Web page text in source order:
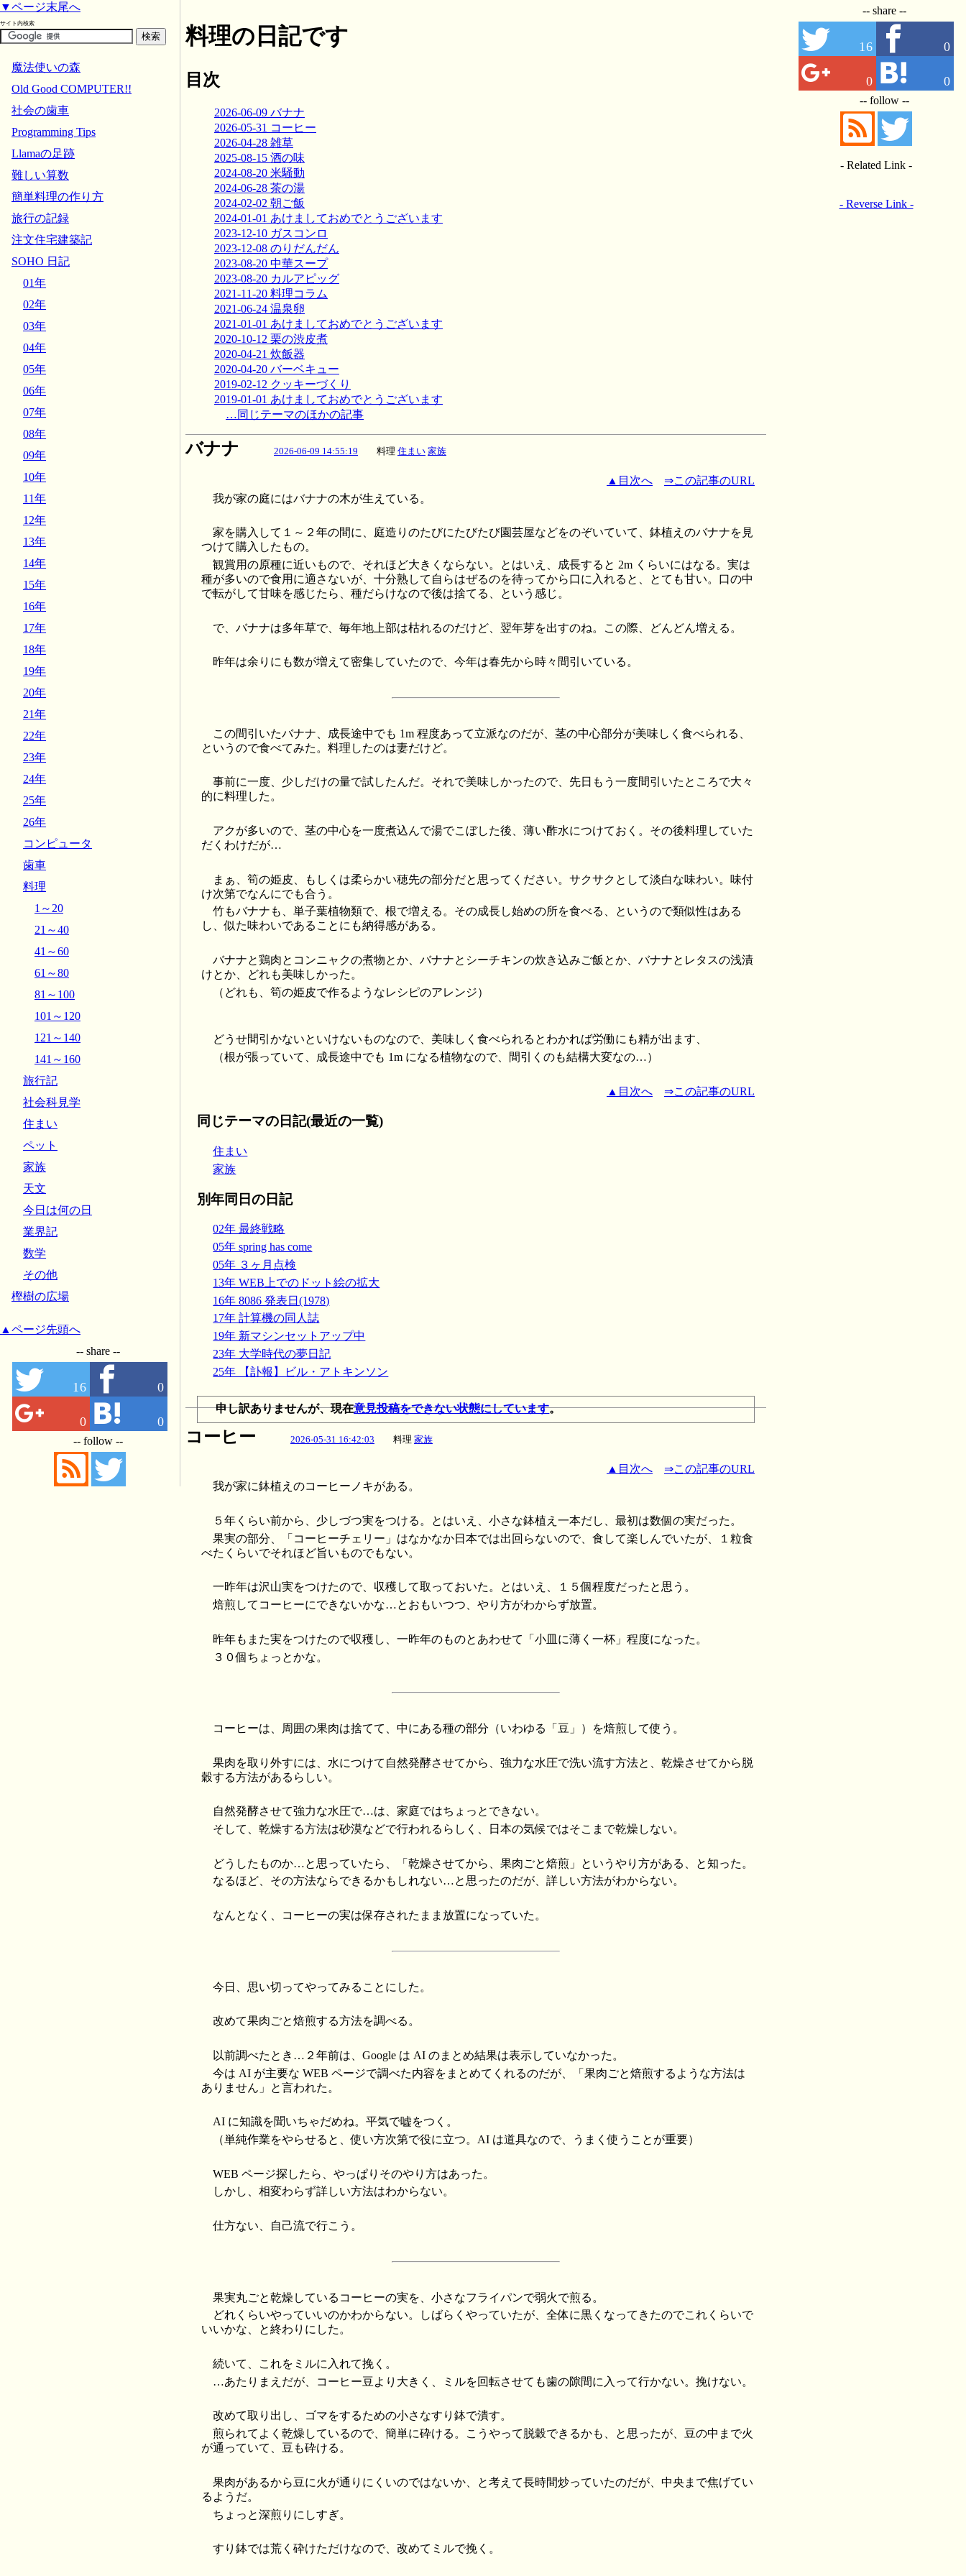
料理の日記です
目次
2026-06-09 バナナ
2026-05-31 コーヒー
2026-04-28 雑草
2025-08-15 酒の味
2024-08-20 米騒動
2024-06-28 茶の湯
2024-02-02 朝ご飯
2024-01-01 あけましておめでとうございます
2023-12-10 ガスコンロ
2023-12-08 のりだんだん
2023-08-20 中華スープ
2023-08-20 カルアピッグ
2021-11-20 料理コラム
2021-06-24 温泉卵
2021-01-01 あけましておめでとうございます
2020-10-12 栗の渋皮煮
2020-04-21 炊飯器
2020-04-20 バーベキュー
2019-02-12 クッキーづくり
2019-01-01 あけましておめでとうございます
…同じテーマのほかの記事
バナナ 2026-06-09 14:55:19 料理 住まい 家族
▲目次へ
⇒この記事のURL
我が家の庭にはバナナの木が生えている。
家を購入して１～２年の間に、庭造りのたびにたびたび園芸屋などをのぞいていて、鉢植えのバナナを見
つけて購入したもの。
観賞用の原種に近いもので、それほど大きくならない。とはいえ、成長すると 2m くらいにはなる。実は
種が多いので食用に適さないが、十分熟して自らはぜるのを待ってから口に入れると、とても甘い。口の中
で転がして甘味を感じたら、種だらけなので後は捨てる、という感じ。
で、バナナは多年草で、毎年地上部は枯れるのだけど、翌年芽を出すのね。この際、どんどん増える。
昨年は余りにも数が増えて密集していたので、今年は春先から時々間引いている。
この間引いたバナナ、成長途中でも 1m 程度あって立派なのだが、茎の中心部分が美味しく食べられる、
というので食べてみた。料理したのは妻だけど。
事前に一度、少しだけの量で試したんだ。それで美味しかったので、先日もう一度間引いたところで大々
的に料理した。
アクが多いので、茎の中心を一度煮込んで湯でこぼした後、薄い酢水につけておく。その後料理していた
だくわけだが…
まぁ、筍の姫皮、もしくは柔らかい穂先の部分だと思ってください。サクサクとして淡白な味わい。味付
け次第でなんにでも合う。
竹もバナナも、単子葉植物類で、根で増える。その成長し始めの所を食べる、というので類似性はある
し、似た味わいであることにも納得感がある。
バナナと鶏肉とコンニャクの煮物とか、バナナとシーチキンの炊き込みご飯とか、バナナとレタスの浅漬
けとか、どれも美味しかった。
（どれも、筍の姫皮で作るようなレシピのアレンジ）
どうせ間引かないといけないものなので、美味しく食べられるとわかれば労働にも精が出ます、
（根が張っていて、成長途中でも 1m になる植物なので、間引くのも結構大変なの…）
▲目次へ ⇒この記事のURL
同じテーマの日記(最近の一覧)
住まい
家族
別年同日の日記
02年 最終戦略
05年 spring has come
05年 ３ヶ月点検
13年 WEB上でのドット絵の拡大
16年 8086 発表日(1978)
17年 計算機の同人誌
19年 新マシンセットアップ中
23年 大学時代の夢日記
25年 【訃報】ビル・アトキンソン
申し訳ありませんが、現在意見投稿をできない状態にしています。
コーヒー 2026-05-31 16:42:03 料理 家族
▲目次へ
⇒この記事のURL
我が家に鉢植えのコーヒーノキがある。
５年くらい前から、少しづつ実をつける。とはいえ、小さな鉢植え一本だし、最初は数個の実だった。
果実の部分、「コーヒーチェリー」はなかなか日本では出回らないので、食して楽しんでいたが、１粒食
べたくらいでそれほど旨いものでもない。
一昨年は沢山実をつけたので、収穫して取っておいた。とはいえ、１５個程度だったと思う。
焙煎してコーヒーにできないかな…とおもいつつ、やり方がわからず放置。
昨年もまた実をつけたので収穫し、一昨年のものとあわせて「小皿に薄く一杯」程度になった。
３０個ちょっとかな。
コーヒーは、周囲の果肉は捨てて、中にある種の部分（いわゆる「豆」）を焙煎して使う。
果肉を取り外すには、水につけて自然発酵させてから、強力な水圧で洗い流す方法と、乾燥させてから脱
穀する方法があるらしい。
自然発酵させて強力な水圧で…は、家庭ではちょっとできない。
そして、乾燥する方法は砂漠などで行われるらしく、日本の気候ではそこまで乾燥しない。
どうしたものか…と思っていたら、「乾燥させてから、果肉ごと焙煎」というやり方がある、と知った。
なるほど、その方法ならできるかもしれない…と思ったのだが、詳しい方法がわからない。
なんとなく、コーヒーの実は保存されたまま放置になっていた。
今日、思い切ってやってみることにした。
改めて果肉ごと焙煎する方法を調べる。
以前調べたとき…２年前は、Google は AI のまとめ結果は表示していなかった。
今は AI が主要な WEB ページで調べた内容をまとめてくれるのだが、「果肉ごと焙煎するような方法は
ありません」と言われた。
AI に知識を聞いちゃだめね。平気で嘘をつく。
（単純作業をやらせると、使い方次第で役に立つ。AI は道具なので、うまく使うことが重要）
WEB ページ探したら、やっぱりそのやり方はあった。
しかし、相変わらず詳しい方法はわからない。
仕方ない、自己流で行こう。
果実丸ごと乾燥しているコーヒーの実を、小さなフライパンで弱火で煎る。
どれくらいやっていいのかわからない。しばらくやっていたが、全体に黒くなってきたのでこれくらいで
いいかな、と終わりにした。
続いて、これをミルに入れて挽く。
…あたりまえだが、コーヒー豆より大きく、ミルを回転させても歯の隙間に入って行かない。挽けない。
改めて取り出し、ゴマをするための小さなすり鉢で潰す。
煎られてよく乾燥しているので、簡単に砕ける。こうやって脱穀できるかも、と思ったが、豆の中まで火
が通っていて、豆も砕ける。
果肉があるから豆に火が通りにくいのではないか、と考えて長時間炒っていたのだが、中央まで焦げてい
るようだ。
ちょっと深煎りにしすぎ。
すり鉢では荒く砕けただけなので、改めてミルで挽く。
-- share --
16 0
0 0
-- follow --
- Related Link -
- Reverse Link -
▼ページ末尾へ
サイト内検索
魔法使いの森
Old Good COMPUTER!!
社会の歯車
Programming Tips
Llamaの足跡
難しい算数
簡単料理の作り方
旅行の記録
注文住宅建築記
SOHO 日記
01年
02年
03年
04年
05年
06年
07年
08年
09年
10年
11年
12年
13年
14年
15年
16年
17年
18年
19年
20年
21年
22年
23年
24年
25年
26年
コンピュータ
歯車
料理
1～20
21～40
41～60
61～80
81～100
101～120
121～140
141～160
旅行記
社会科見学
住まい
ペット
家族
天文
今日は何の日
業界記
数学
その他
樫樹の広場
▲ページ先頭へ
-- share --
16 0
0 0
-- follow --